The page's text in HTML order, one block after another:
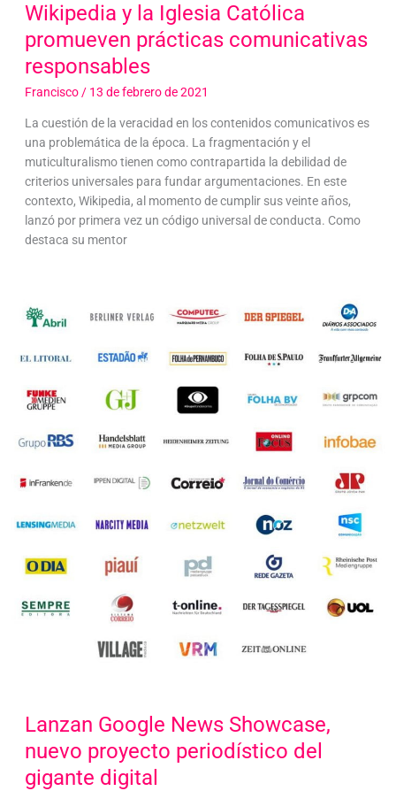
Wikipedia y la Iglesia Católica
promueven prácticas comunicativas
responsables
Francisco/ 13 de febrero de 2021
La cuestión de la veracidad en los contenidos comunicativos es
una problemática de la época. La fragmentación y el
muticulturalismo tienen como contrapartida la debilidad de
criterios universales para fundar argumentaciones. En este
contexto, Wikipedia, al momento de cumplir sus veinte años,
lanzó por primera vez un código universal de conducta. Como
destaca su mentor
Lanzan Google News Showcase,
nuevo proyecto periodístico del
gigante digital